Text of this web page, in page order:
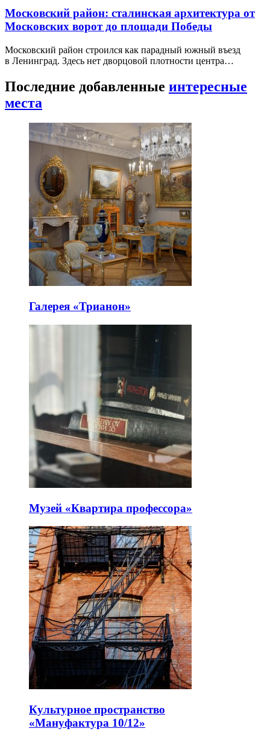
Московский район: сталинская архитектура от
Московских ворот до площади Победы
Московский район строился как парадный южный въезд
в Ленинград. Здесь нет дворцовой плотности центра…
Последние добавленные интересные
места
Галерея «Трианон»
Музей «Квартира профессора»
Культурное пространство
«Мануфактура 10/12»